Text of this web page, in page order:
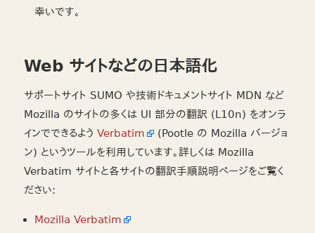
幸いです。
Web サイトなどの日本語化
サポートサイト SUMO や技術ドキュメントサイト MDN など
Mozilla のサイトの多くは UI 部分の翻訳 (L10n) をオンラ
インでできるよう Verbatim
(Pootle の Mozilla バージョ
ン) というツールを利用しています。詳しくは Mozilla
Verbatim サイトと各サイトの翻訳手順説明ページをご覧く
ださい:
Mozilla Verbatim